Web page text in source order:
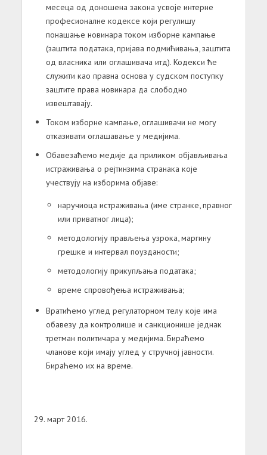
месеца од доношена закона усвоје интерне
професионалне кодексе који регулишу
понашање новинара током изборне кампање
(заштита података, пријава подмићивања, заштита
од власника или оглашивача итд). Кодекси ће
служити као правна основа у судском поступку
заштите права новинара да слободно
извештавају.
Током изборне кампање, оглашивачи не могу
отказивати оглашавање у медијима.
Обавезаћемо медије да приликом објављивања
истраживања о рејтинзима странака које
учествују на изборима објаве:
наручиоца истраживања (име странке, правног
или приватног лица);
методологију прављења узрока, маргину
грешке и интервал поузданости;
методологију прикупљања података;
време спровођења истраживања;
Вратићемо углед регулаторном телу које има
обавезу да контролише и санкционише једнак
третман политичара у медијима. Бираћемо
чланове који имају углед у стручној јавности.
Бираћемо их на време.
29. март 2016.